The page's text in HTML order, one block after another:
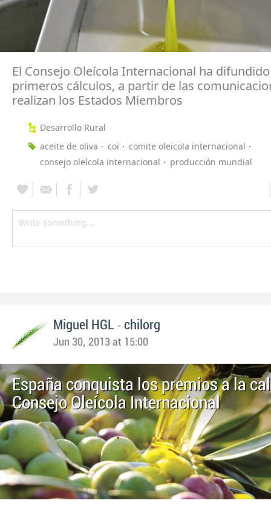
El Consejo Oleícola Internacional ha
primeros cálculos, a partir de las
realizan los Estados Miembros
Desarrollo Rural
aceite de oliva
coi
comite oleicola internacional
consejo oleícola internacional
producción mundial
Miguel HGL - chilorg
Jun 30, 2013 at 15:00
España conquista los premios a la
Consejo Oleícola Internacional